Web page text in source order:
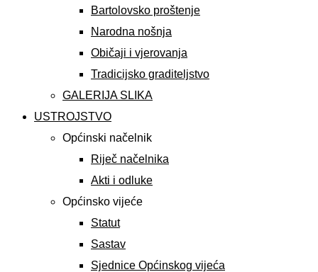
Bartolovsko proštenje
Narodna nošnja
Običaji i vjerovanja
Tradicijsko graditeljstvo
GALERIJA SLIKA
USTROJSTVO
Općinski načelnik
Riječ načelnika
Akti i odluke
Općinsko vijeće
Statut
Sastav
Sjednice Općinskog vijeća